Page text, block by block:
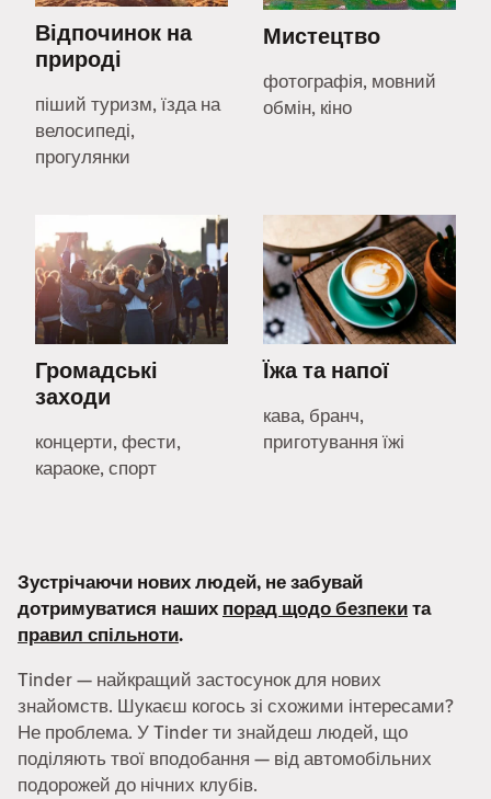
Відпочинок на
природі
піший туризм, їзда на
велосипеді,
прогулянки
Мистецтво
фотографія, мовний
обмін, кіно
Громадські
заходи
концерти, фести,
караоке, спорт
Їжа та напої
кава, бранч,
приготування їжі
Зустрічаючи нових людей, не забувай
дотримуватися наших порад щодо безпекита
правил спільноти.
Tinder — найкращий застосунок для нових
знайомств. Шукаєш когось зі схожими інтересами?
Не проблема. У Tinder ти знайдеш людей, що
поділяють твої вподобання — від автомобільних
подорожей до нічних клубів.